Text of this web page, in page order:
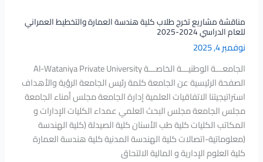
مناقشة مشاريع تخرج طلاب كلية هندسة العمارة والتخطيط العمراني
للعام الدراسي 2024-2025
نوفمبر 4, 2025
الجامعـــة الوطنيـــة الخاصـــة Al-Wataniya Private University
الصفحة الرئيسية عن الجامعة كلمة رئيس الجامعة الرؤية والأهداف
استراتيجيتنا الاتفاقيات العلمية إدارة الجامعة مجلس أمناء الجامعة
مجلس الجامعة مجلس البحث العلمي عمداء الكليات الإدارات و
المكاتب الكليات كلية طب الأسنان كلية الصيدلة (كلية الهندسة
(معلوماتية-اتصالات كلية الهندسة المدنية كلية هندسة العمارة
كلية العلوم الإدارية و المالية الالتحاق
2024-
2025